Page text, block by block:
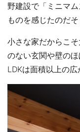
野建設で「ミニマ
ものを感じたのだそ
小さな家だからこ
のない玄関や壁の
LDKは面積以上の広